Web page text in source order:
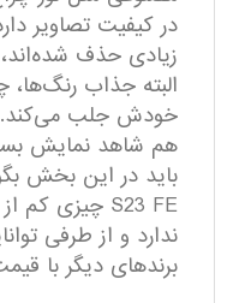
در کیفیت تصاویر
زیادی حذف
البته جذاب رنگ‌ها،
خودش جلب می‌کند.
هم شاهد نمایش
ندارد و از طرفی
برند‌های دیگر با